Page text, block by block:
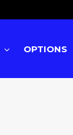
OPTIONS